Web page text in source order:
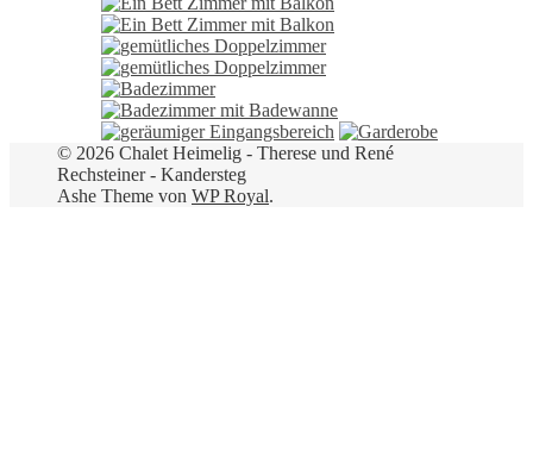
© 2026 Chalet Heimelig - Therese und René
Rechsteiner - Kandersteg
Ashe Theme von WP Royal.